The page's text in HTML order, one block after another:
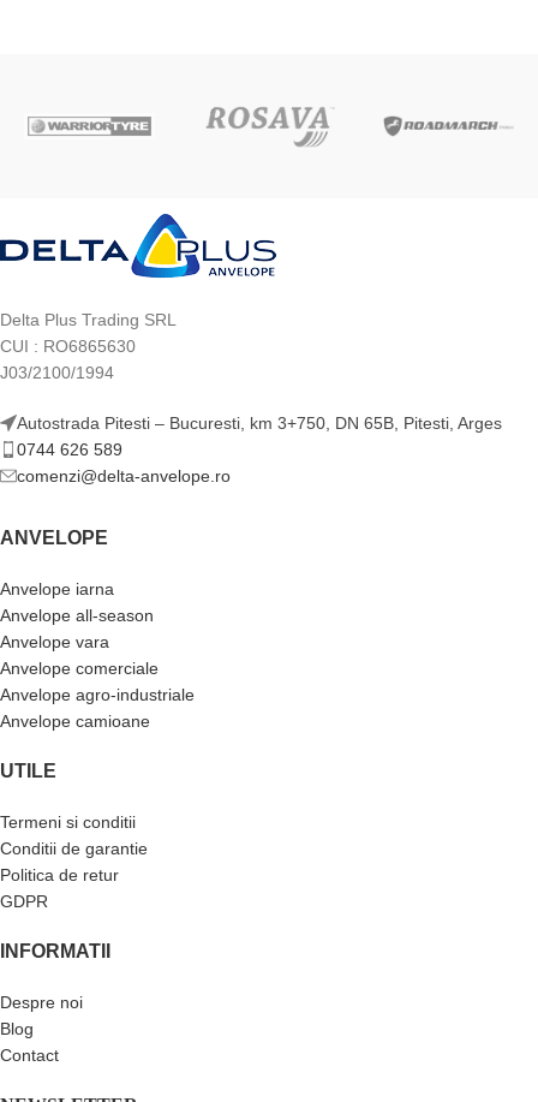
Delta Plus Trading SRL
CUI : RO6865630
J03/2100/1994
Autostrada Pitesti – Bucuresti, km 3+750, DN 65B, Pitesti, Arges
0744 626 589
comenzi@delta-anvelope.ro
ANVELOPE
Anvelope iarna
Anvelope all-season
Anvelope vara
Anvelope comerciale
Anvelope agro-industriale
Anvelope camioane
UTILE
Termeni si conditii
Conditii de garantie
Politica de retur
GDPR
INFORMATII
Despre noi
Blog
Contact